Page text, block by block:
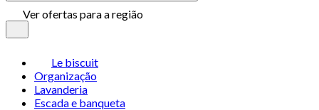
Ver ofertas para a região
Le biscuit
Organização
Lavanderia
Escada e banqueta